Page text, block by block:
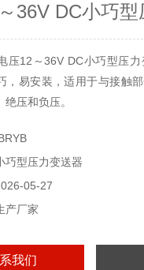
36V DC小巧
压12～36V DC小巧型压
，易安装，适用于与接触
压和负压。
巧型压力变送器
05-27
产厂家
我们